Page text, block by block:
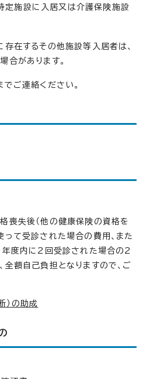
定施設に入居又は介護保険施設
在するその他施設等入居者は、
合があります。
ご連絡ください。
喪失後（他の健康保険の資格を
って受診された場合の費用、また
年度内に2回受診された場合の2
全額自己負担となりますので、ご
）の助成